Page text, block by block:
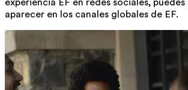
experiencia EF en redes sociales,
aparecer en los canales globales de EF.